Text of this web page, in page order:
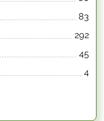
83
292
45
4